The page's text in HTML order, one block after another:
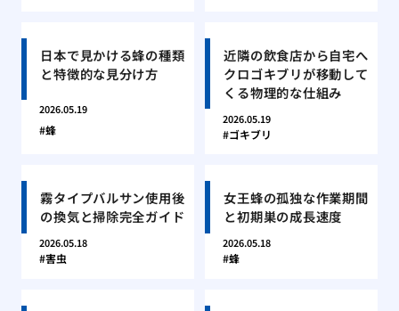
日本で見かける蜂の種類
と特徴的な見分け方
2026.05.19
蜂
近隣の飲食店から自宅へ
クロゴキブリが移動して
くる物理的な仕組み
2026.05.19
ゴキブリ
霧タイプバルサン使用後
の換気と掃除完全ガイド
2026.05.18
害虫
女王蜂の孤独な作業期間
と初期巣の成長速度
2026.05.18
蜂